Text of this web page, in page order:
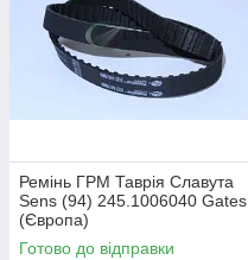
Ремінь ГРМ Таврія Славута
Sens (94) 245.1006040 Gates
(Європа)
Готово до відправки